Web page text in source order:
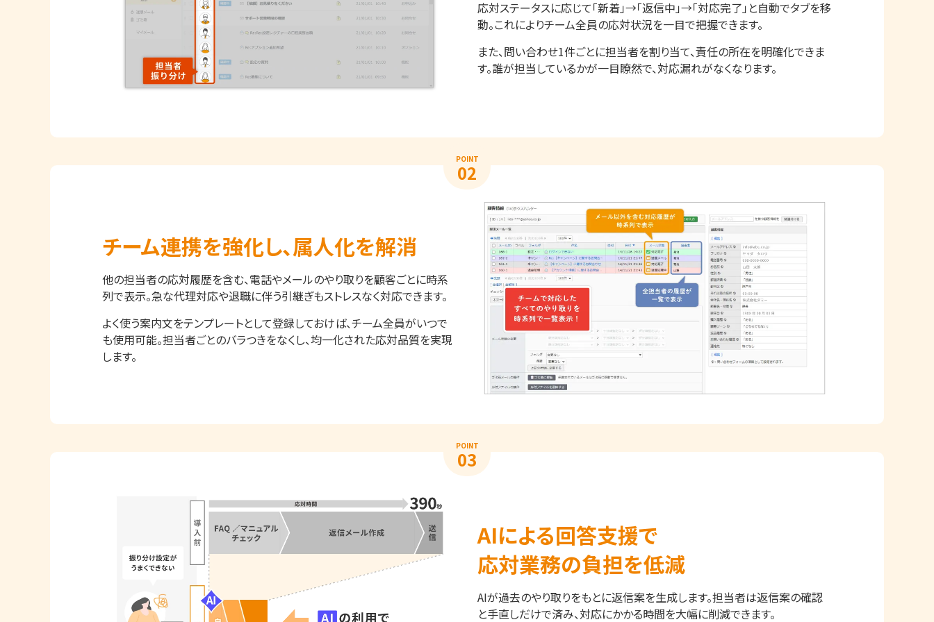
応対ステータスに応じて「新着」→「返信中」→「対応完了」と自動でタブを移
動。これによりチーム全員の応対状況を一目で把握できます。
また、問い合わせ1件ごとに担当者を割り当て、責任の所在を明確化できま
す。誰が担当しているかが一目瞭然で、対応漏れがなくなります。
POINT
02
チーム連携を強化し、属人化を解消
他の担当者の応対履歴を含む、電話やメールのやり取りを顧客ごとに時系
列で表示。急な代理対応や退職に伴う引継ぎもストレスなく対応できます。
よく使う案内文をテンプレートとして登録しておけば、チーム全員がいつで
も使用可能。担当者ごとのバラつきをなくし、均一化された応対品質を実現
します。
POINT
03
AIによる回答支援で
応対業務の負担を低減
AIが過去のやり取りをもとに返信案を生成します。担当者は返信案の確認
と手直しだけで済み、対応にかかる時間を大幅に削減できます。